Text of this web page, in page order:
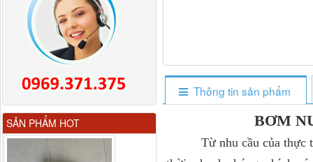
Thông tin sản phẩm
BƠM
Từ nhu cầu của thực
SẢN PHẨM HOT
Gương chiếu hậu FAW
JH6 có sấy...